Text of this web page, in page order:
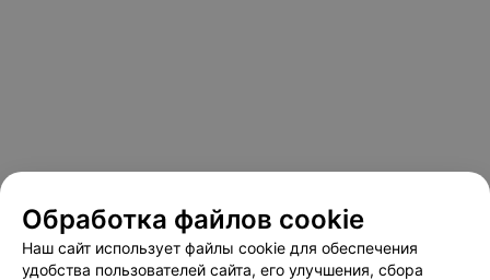
Обработка файлов cookie
Наш сайт использует файлы cookie для обеспечения
удобства пользователей сайта, его улучшения, сбора